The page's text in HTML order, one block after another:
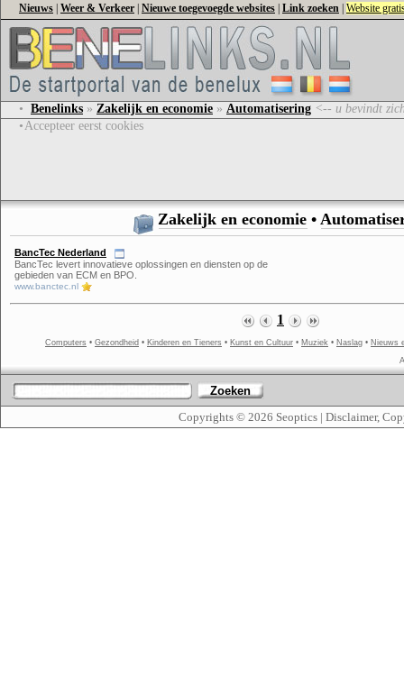
Nieuws Weer & Verkeer Nieuwe toegevoegde websites Link zoeken Website
• Benelinks » Zakelijk en economie » Automatisering <-- u bevindt
•Accepteer eerst cookies
Zakelijk en economie •
BancTec Nederland
BancTec levert innovatieve oplossingen en diensten op de
gebieden van ECM en BPO.
www.banctec.nl
1
Computers • Gezondheid • Kinderen en Tieners • Kunst en Cultuur • Muziek • Naslag • Nieuws
Zoeken
Copyrights © 2026 Seoptics | Disclaimer,